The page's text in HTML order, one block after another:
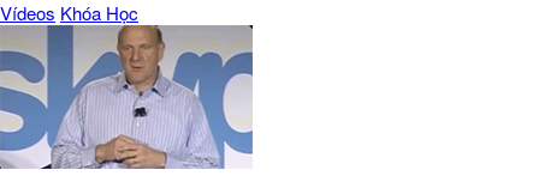
Vídeos Khóa Học